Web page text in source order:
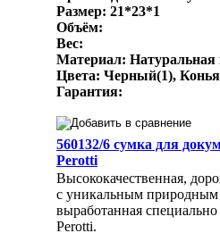
Размер: 21*23*1
Объём:
Вес:
Материал: Натуральная
Цвета: Черный(1),
Гарантия:
560132/6 сумка для
Perotti
Высококачественная,
с уникальным природным
выработанная
Perotti.